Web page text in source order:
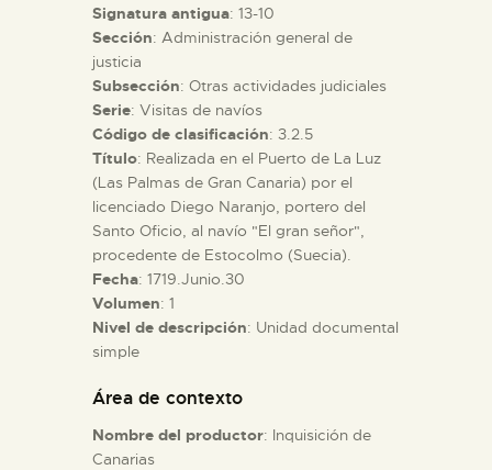
PREPARAR LA VISITA
ACTIVIDADES
█
EL MUSEO
COLECCIONES
ESPAÑOL
Signatura antigua: 13-10
Sección: Administración general de
justicia
Subsección: Otras actividades judiciales
Serie: Visitas de navíos
Código de clasificación: 3.2.5
Título: Realizada en el Puerto de La Luz
(Las Palmas de Gran Canaria) por el
licenciado Diego Naranjo, portero del
Santo Oficio, al navío "El gran señor",
procedente de Estocolmo (Suecia).
Fecha: 1719.Junio.30
Volumen: 1
Nivel de descripción: Unidad documental
simple
Área de contexto
Nombre del productor: Inquisición de
Canarias